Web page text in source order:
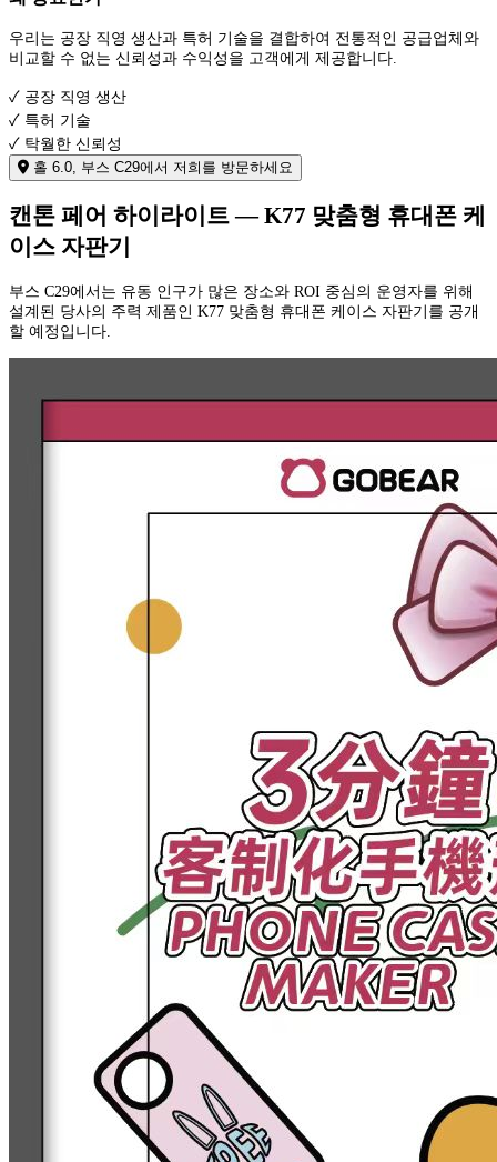
우리는 공장 직영 생산과 특허 기술을 결합하여 전통적인 공급업체와
비교할 수 없는 신뢰성과 수익성을 고객에게 제공합니다.
✓ 공장 직영 생산
✓ 특허 기술
✓ 탁월한 신뢰성
홀 6.0, 부스 C29에서 저희를 방문하세요
캔톤 페어 하이라이트 — K77 맞춤형 휴대폰 케
이스 자판기
부스 C29에서는 유동 인구가 많은 장소와 ROI 중심의 운영자를 위해
설계된 당사의 주력 제품인 K77 맞춤형 휴대폰 케이스 자판기를 공개
할 예정입니다.